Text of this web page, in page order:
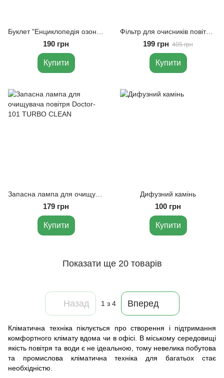
190 грн
Купити
Фільтр для очисників повітря Doctor-101 ATLANT
199 грн 405 грн
Купити
179 грн
Купити
Дифузний камінь
100 грн
Купити
Показати ще 20 товарів
Назад 1 з 4 Вперед
Кліматична техніка піклується про створення і підтримання
комфортного клімату вдома чи в офісі. В міському середовищі
якість повітря та води є не ідеальною, тому невелика побутова
та промислова кліматична техніка для багатьох стає
необхідністю.